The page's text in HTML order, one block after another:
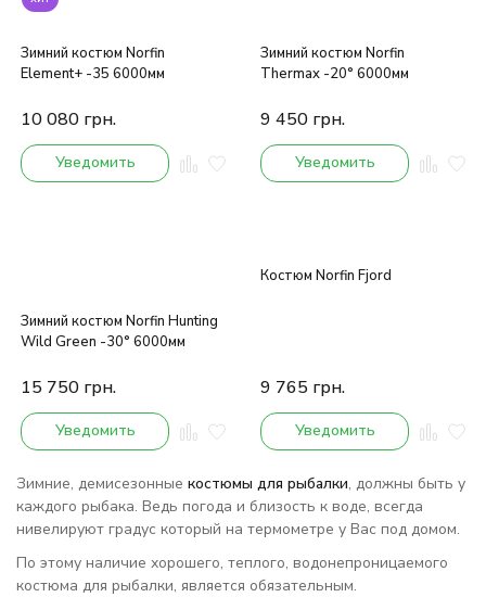
Зимний костюм Norfin
Element+ -35 6000мм
10 080 грн.
Уведомить
Зимний костюм Norfin
Thermax -20° 6000мм
9 450 грн.
Уведомить
Зимний костюм Norfin Hunting
Wild Green -30° 6000мм
15 750 грн.
Уведомить
Костюм Norfin Fjord
9 765 грн.
Уведомить
Зимние, демисезонные костюмы для рыбалки, должны быть у
каждого рыбака. Ведь погода и близость к воде, всегда
нивелируют градус который на термометре у Вас под домом.
По этому наличие хорошего, теплого, водонепроницаемого
костюма для рыбалки, является обязательным.